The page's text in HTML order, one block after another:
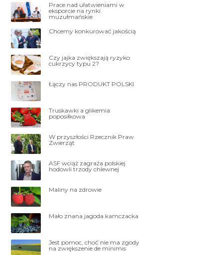
Prace nad ułatwieniami w
eksporcie na rynki
muzułmańskie
Chcemy konkurować jakością
Czy jajka zwiększają ryzyko
cukrzycy typu 2?
Łączy nas PRODUKT POLSKI
Truskawki a glikemia
poposiłkowa
W przyszłości Rzecznik Praw
Zwierząt
ASF wciąż zagraża polskiej
hodowli trzody chlewnej
Maliny na zdrowie
Mało znana jagoda kamczacka
Jest pomoc, choć nie ma zgody
na zwiększenie de minimis